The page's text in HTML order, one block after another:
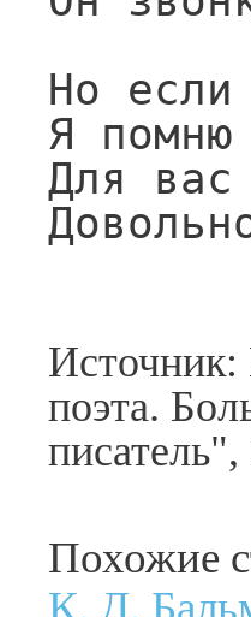
Но
Я
Для
Источник:
поэта.
писатель",
Похожие
К. Д.